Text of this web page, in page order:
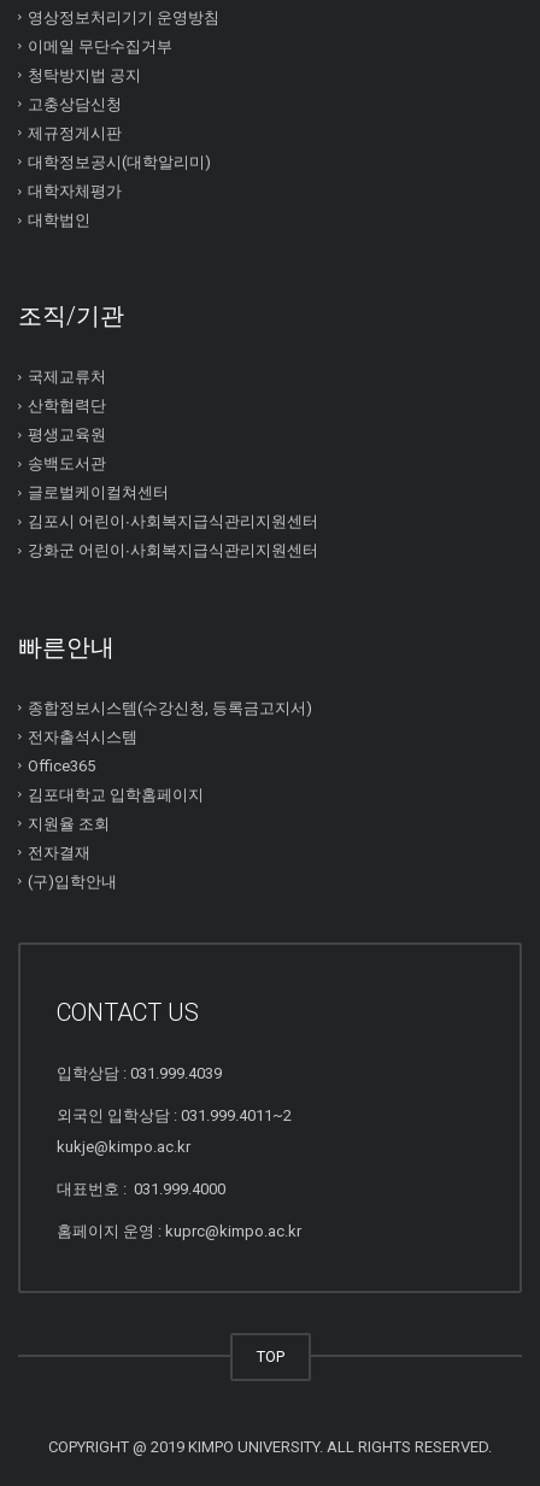
영상정보처리기기 운영방침
이메일 무단수집거부
청탁방지법 공지
고충상담신청
제규정게시판
대학정보공시(대학알리미)
대학자체평가
대학법인
조직/기관
국제교류처
산학협력단
평생교육원
송백도서관
글로벌케이컬쳐센터
김포시 어린이∙사회복지급식관리지원센터
강화군 어린이∙사회복지급식관리지원센터
빠른안내
종합정보시스템(수강신청, 등록금고지서)
전자출석시스템
Office365
김포대학교 입학홈페이지
지원율 조회
전자결재
(구)입학안내
CONTACT US
입학상담 : 031.999.4039
외국인 입학상담 : 031.999.4011~2
kukje@kimpo.ac.kr
대표번호 : 031.999.4000
홈페이지 운영 : kuprc@kimpo.ac.kr
TOP
COPYRIGHT @ 2019 KIMPO UNIVERSITY. ALL RIGHTS RESERVED.